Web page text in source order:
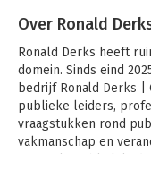
Over Ronald
Ronald Derks heeft
domein. Sinds eind
bedrijf Ronald Derks |
publieke leiders,
vraagstukken rond
vakmanschap en